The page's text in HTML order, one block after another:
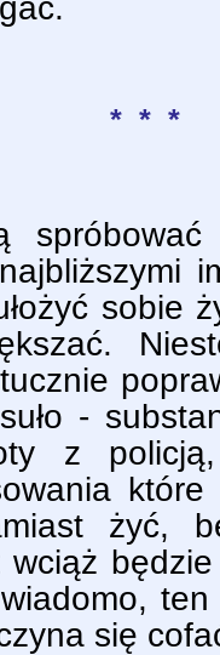
* * *
spróbować
sobie
-
z
które
żyć,
się